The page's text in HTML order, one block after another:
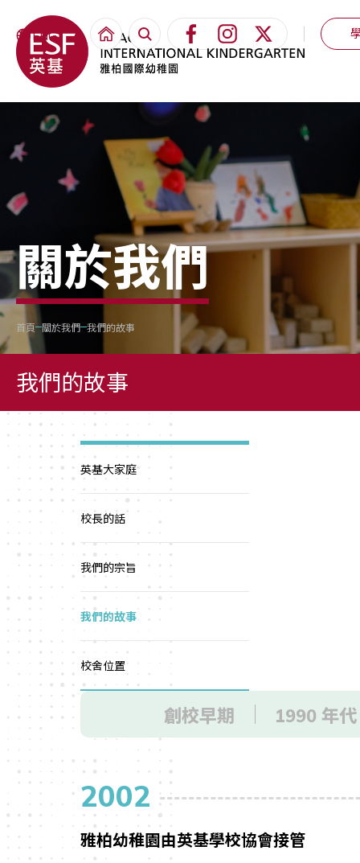
ENG
關於我們
首頁 關於我們 我們的故事
我們的故事
英基大家庭
校長的話
我們的宗旨
我們的故事
校舍位置
創校早期 1990 年代
2002
雅柏幼稚園由英基學校協會接管